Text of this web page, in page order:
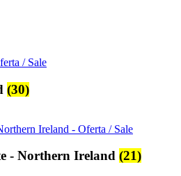
(30)
- Northern Ireland (21)